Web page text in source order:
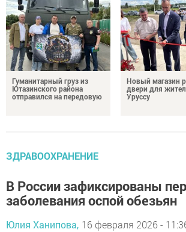
Гуманитарный груз из
Ютазинского района
отправился на передовую
Новый магазин
двери для
Уруссу
ЗДРАВООХРАНЕНИЕ
В России зафиксированы
заболевания оспой обезьян
Юлия Ханипова, 16 февраля 2026 -